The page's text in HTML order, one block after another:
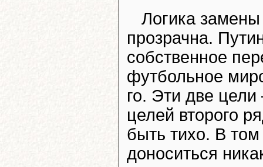
Логика
прозрачна.
собственное
футбольное
го. Эти две
целей второго
быть тихо. В
доноситься